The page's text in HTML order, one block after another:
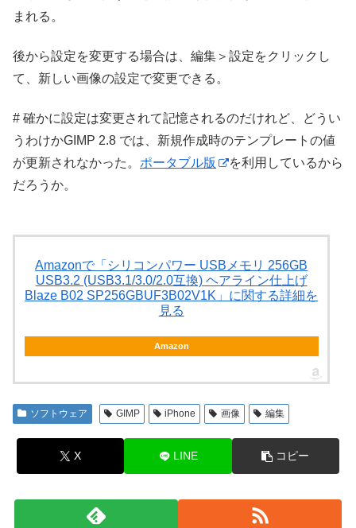
まれる。
後から設定を変更する場合は、編集＞設定をクリックし
て、新しい画像の設定で変更できる。
# 確かに設定は変更されて記憶されるのだけれど、どうい
うわけかGIMP 2.8 では、新規作成時のテンプレートの値
が更新されなかった。 ポータブル版
を利用しているから
だろうか。
Amazonで「シリコンパワー USBメモリ 256GB
USB3.2 (USB3.1/3.0/2.0互換) ヘアライン仕上げ
Blaze B02 SP256GBUF3B02V1K」に関する詳細を
見る
Amazon
ソフトウェア GIMP iPhone 画像 編集
X LINE コピー